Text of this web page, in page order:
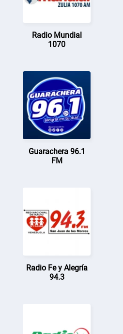
Radio Mundial
1070
Guarachera 96.1
FM
Radio Fe y Alegría
94.3